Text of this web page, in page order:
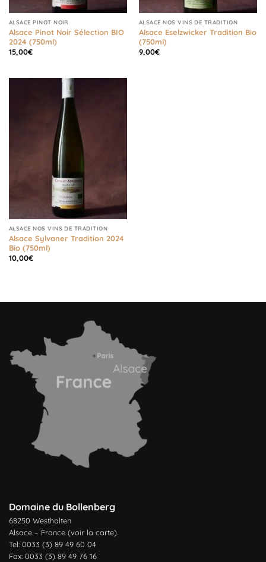
ALSACE PINOT NOIR
Alsace Pinot Noir Sélection BIO
2024 (750ml)
15,00€
ALSACE NOS VINS DE TRADITION
Alsace Eselzwicker Tradition Bio
(750ml)
9,00€
ALSACE NOS VINS DE TRADITION
Alsace Sylvaner Tradition 2024
Bio (750ml)
10,00€
Domaine du Bollenberg
68250 Westhalten
Alsace – France (voir la carte)
Tel: 0033 (3) 89 49 60 04
Fax: 0033 (3) 89 49 76 16